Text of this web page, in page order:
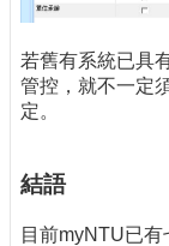
若舊有系統已具
管控，就不一定
定。
結語
目前myNTU已